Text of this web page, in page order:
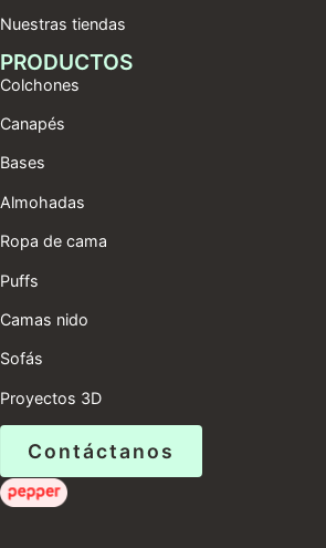
Nuestras tiendas
PRODUCTOS
Colchones
Canapés
Bases
Almohadas
Ropa de cama
Puffs
Camas nido
Sofás
Proyectos 3D
Contáctanos